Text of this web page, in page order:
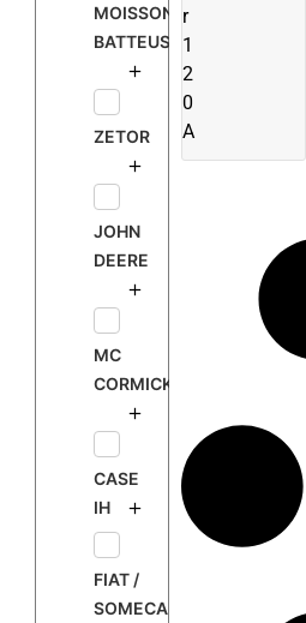
MOISSONNEUSE
BATTEUSE
ZETOR
JOHN
DEERE
MC
CORMICK
CASE
IH
FIAT /
SOMECA
r
1
2
0
A